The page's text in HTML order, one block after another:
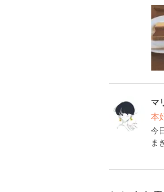
マ
本
今
ま